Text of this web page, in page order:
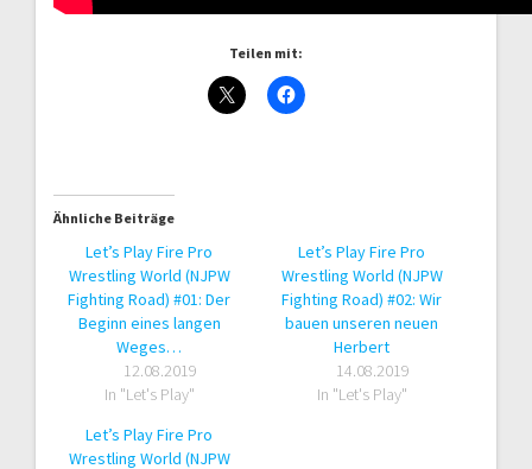
Teilen mit:
Ähnliche Beiträge
Let’s Play Fire Pro
Wrestling World (NJPW
Fighting Road) #01: Der
Beginn eines langen
Weges…
12.08.2019
In "Let's Play"
Let’s Play Fire Pro
Wrestling World (NJPW
Fighting Road) #02: Wir
bauen unseren neuen
Herbert
14.08.2019
In "Let's Play"
Let’s Play Fire Pro
Wrestling World (NJPW